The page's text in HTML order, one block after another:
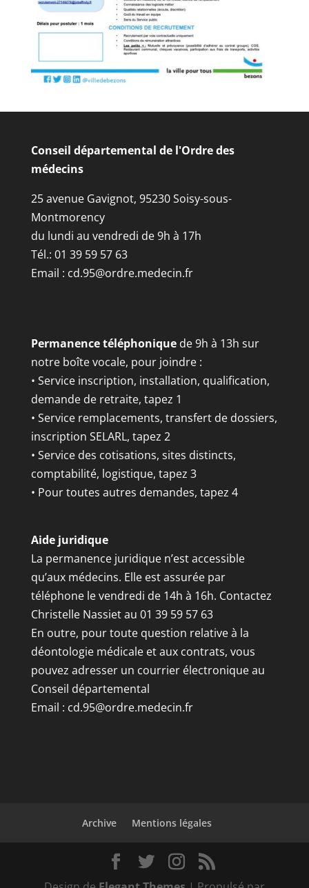
Conseil départemental de l'Ordre des
médecins
25 avenue Gavignot, 95230 Soisy-sous-
Montmorency
du lundi au vendredi de 9h à 17h
Tél.: 01 39 59 57 63
Email : cd.95@ordre.medecin.fr
Permanence téléphoniquede 9h à 13h sur
notre boîte vocale, pour joindre :
• Service inscription, installation, qualification,
demande de retraite, tapez 1
• Service remplacements, transfert de dossiers,
inscription SELARL, tapez 2
• Service des cotisations, sites distincts,
comptabilité, logistique, tapez 3
• Pour toutes autres demandes, tapez 4
Aide juridique
La permanence juridique n’est accessible
qu’aux médecins. Elle est assurée par
téléphone le vendredi de 14h à 16h. Contactez
Christelle Nassiet au 01 39 59 57 63
En outre, pour toute question relative à la
déontologie médicale et aux contrats, vous
pouvez adresser un courrier électronique au
Conseil départemental
Email : cd.95@ordre.medecin.fr
Archive Mentions légales